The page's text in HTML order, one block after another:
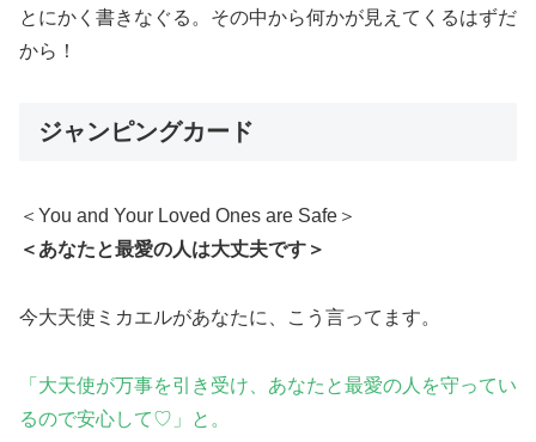
とにかく書きなぐる。その中から何かが見えてくるはずだ
から！
ジャンピングカード
＜You and Your Loved Ones are Safe＞
＜あなたと最愛の人は大丈夫です＞
今大天使ミカエルがあなたに、こう言ってます。
「大天使が万事を引き受け、あなたと最愛の人を守ってい
るので安心して♡」と。